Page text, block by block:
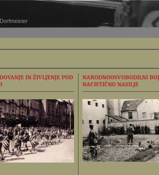
IN ŽIVLJENJE POD
NARODNOOSVOBODILNI
NACISTIČNO NASILJE